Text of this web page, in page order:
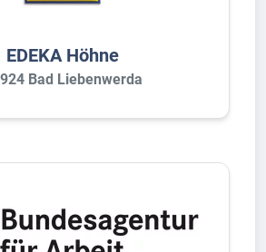
EDEKA Höhne
Bad Liebenwerda